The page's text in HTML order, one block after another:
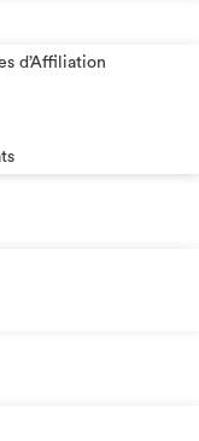
d’Affiliation​